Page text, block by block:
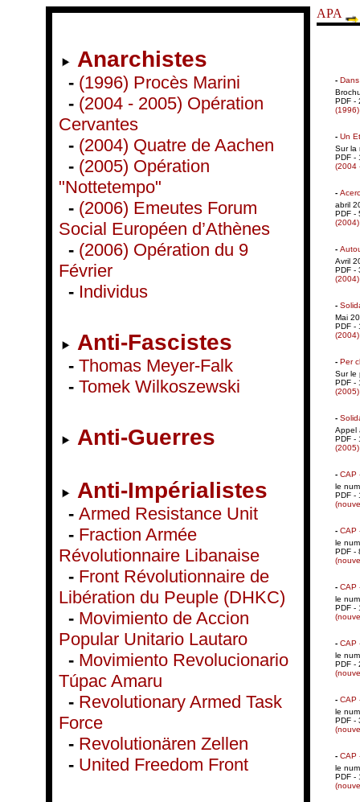
Anarchistes
- (1996) Procès Marini
- (2004 - 2005) Opération
Cervantes
- (2004) Quatre de Aachen
- (2005) Opération
"Nottetempo"
- (2006) Emeutes Forum
Social Européen d’Athènes
- (2006) Opération du 9
Février
- Individus
Anti-Fascistes
- Thomas Meyer-Falk
- Tomek Wilkoszewski
Anti-Guerres
Anti-Impérialistes
- Armed Resistance Unit
- Fraction Armée
Révolutionnaire Libanaise
- Front Révolutionnaire de
Libération du Peuple (DHKC)
- Movimiento de Accion
Popular Unitario Lautaro
- Movimiento Revolucionario
Túpac Amaru
- Revolutionary Armed Task
Force
- Revolutionären Zellen
- United Freedom Front
APA
-
PDF -
- Un
Sur la
PDF -
(2004
-
abril
PDF -
-
Avril
PDF -
-
Mai
PDF -
- Per
Sur le
PDF -
-
Appel
PDF -
- CAP
le
PDF -
- CAP
le
PDF -
- CAP
le
PDF -
- CAP
le
PDF -
- CAP
le
PDF -
- CAP
le
PDF -